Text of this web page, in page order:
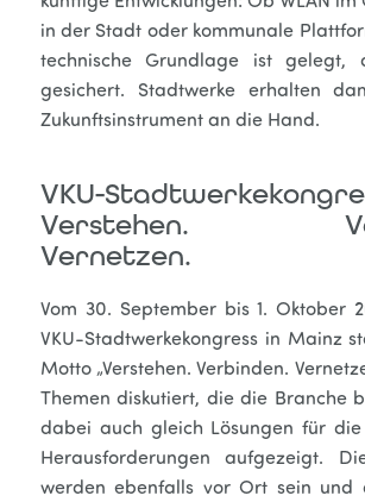
in der Stadt oder kommunale
technische Grundlage ist gelegt,
gesichert. Stadtwerke erhalten
Zukunftsinstrument an die Hand.
VKU-
Verstehen.
Vernetzen.
Vom 30. September bis 1. Oktober
VKU-Stadtwerkekongress in Mainz
Motto „Verstehen. Verbinden.
Themen diskutiert, die die Branche
dabei auch gleich Lösungen für
Herausforderungen aufgezeigt.
werden ebenfalls vor Ort sein und